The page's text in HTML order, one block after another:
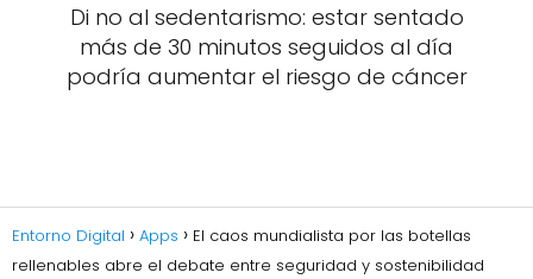
Di no al sedentarismo: estar sentado
más de 30 minutos seguidos al día
podría aumentar el riesgo de cáncer
Entorno Digital Apps
El caos mundialista por las botellas
rellenables abre el debate entre seguridad y sostenibilidad